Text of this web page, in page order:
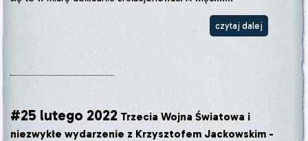
czytaj dalej
#25 lutego 2022 Trzecia Wojna Światowa i
niezwykłe wydarzenie z Krzysztofem Jackowskim -